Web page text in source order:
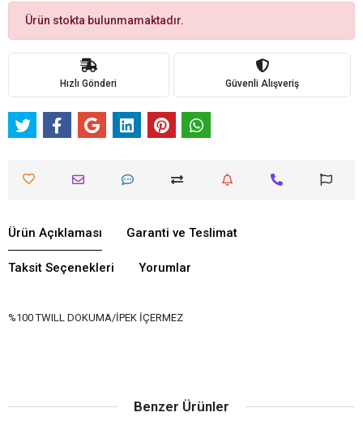
Ürün stokta bulunmamaktadır.
Hızlı Gönderi Güvenli Alışveriş
Ürün Açıklaması Garanti ve Teslimat
Taksit Seçenekleri Yorumlar
%100 TWILL DOKUMA/İPEK İÇERMEZ
Benzer Ürünler